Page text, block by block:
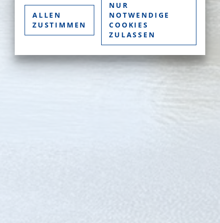
ALLEN
ZUSTIMMEN
NUR
NOTWENDIGE
COOKIES
ZULASSEN